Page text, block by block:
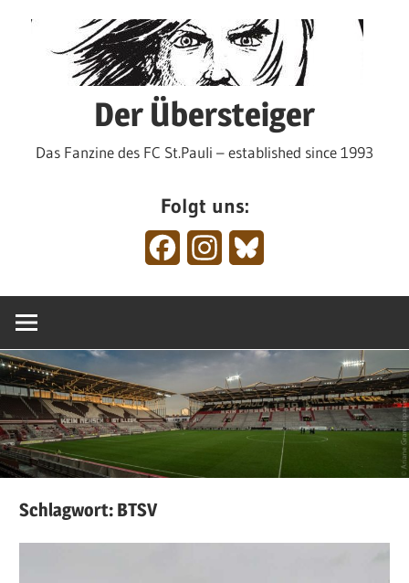
Der Übersteiger
Das Fanzine des FC St.Pauli – established since 1993
Folgt uns:
FacebookInstagram
Schlagwort: BTSV